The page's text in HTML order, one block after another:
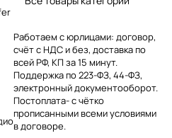
Работаем с юрлицами: договор,
счёт с НДС и без, доставка по
всей РФ, КП за 15 минут.
Поддержка по 223-ФЗ, 44-ФЗ,
электронный документооборот.
Постоплата- с чётко
прописанными всеми условиями
в договоре.